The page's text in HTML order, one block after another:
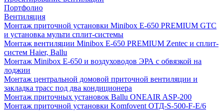
Портфолио
Вентиляция
Монтаж приточной установки Minibox E-650 PREMIUM GTC
и установка мульти сплит-системы
Монтаж вентиляции Minibox E-650 PREMIUM Zentec и сплит-
систем Haier, Ballu
Монтаж Minibox E-650 и воздуховодов ЭРА с обвязкой на
лоджии
Монтаж центральной домовой приточной вентиляции и
закладка трасс под два кондиционера
Монтаж приточных установок Ballu ONEAIR ASP-200
Монтаж приточной установки Komfovent ОТД-S-500-F-E/6